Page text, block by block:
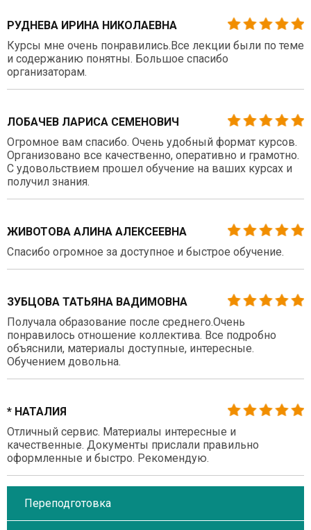
РУДНЕВА ИРИНА НИКОЛАЕВНА
Курсы мне очень понравились.Все лекции были по теме
и содержанию понятны. Большое спасибо
организаторам.
ЛОБАЧЕВ ЛАРИСА СЕМЕНОВИЧ
Огромное вам спасибо. Очень удобный формат курсов.
Организовано все качественно, оперативно и грамотно.
С удовольствием прошел обучение на ваших курсах и
получил знания.
ЖИВОТОВА АЛИНА АЛЕКСЕЕВНА
Спасибо огромное за доступное и быстрое обучение.
ЗУБЦОВА ТАТЬЯНА ВАДИМОВНА
Получала образование после среднего.Очень
понравилось отношение коллектива. Все подробно
объяснили, материалы доступные, интересные.
Обучением довольна.
* НАТАЛИЯ
Отличный сервис. Материалы интересные и
качественные. Документы прислали правильно
оформленные и быстро. Рекомендую.
Переподготовка